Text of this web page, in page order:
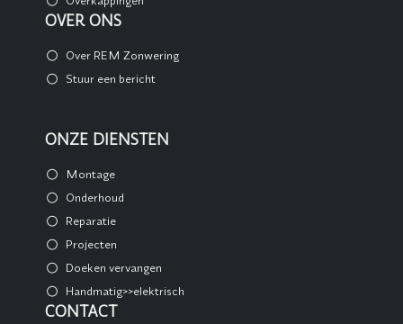
OVER ONS
Over REM Zonwering
Stuur een bericht
ONZE DIENSTEN
Montage
Onderhoud
Reparatie
Projecten
Doeken vervangen
Handmatig>>elektrisch
CONTACT